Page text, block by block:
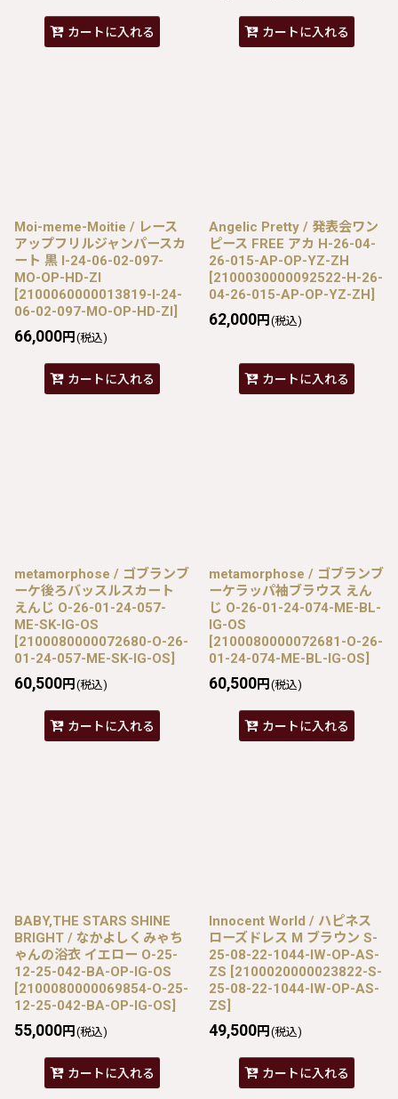
カートに入れる カートに入れる
Moi-meme-Moitie / レース
アップフリルジャンパースカ
ート 黒 I-24-06-02-097-
MO-OP-HD-ZI
[2100060000013819-I-24-
06-02-097-MO-OP-HD-ZI]
66,000円 (税込)
カートに入れる
Angelic Pretty / 発表会ワン
ピース FREE アカ H-26-04-
26-015-AP-OP-YZ-ZH
[2100030000092522-H-26-
04-26-015-AP-OP-YZ-ZH]
62,000円 (税込)
カートに入れる
metamorphose / ゴブランブ
ーケ後ろバッスルスカート
えんじ O-26-01-24-057-
ME-SK-IG-OS
[2100080000072680-O-26-
01-24-057-ME-SK-IG-OS]
60,500円 (税込)
カートに入れる
metamorphose / ゴブランブ
ーケラッパ袖ブラウス えん
じ O-26-01-24-074-ME-BL-
IG-OS
[2100080000072681-O-26-
01-24-074-ME-BL-IG-OS]
60,500円 (税込)
カートに入れる
BABY,THE STARS SHINE
BRIGHT / なかよしくみゃち
ゃんの浴衣 イエロー O-25-
12-25-042-BA-OP-IG-OS
[2100080000069854-O-25-
12-25-042-BA-OP-IG-OS]
55,000円 (税込)
カートに入れる
Innocent World / ハピネス
ローズドレス M ブラウン S-
25-08-22-1044-IW-OP-AS-
ZS [2100020000023822-S-
25-08-22-1044-IW-OP-AS-
ZS]
49,500円 (税込)
カートに入れる